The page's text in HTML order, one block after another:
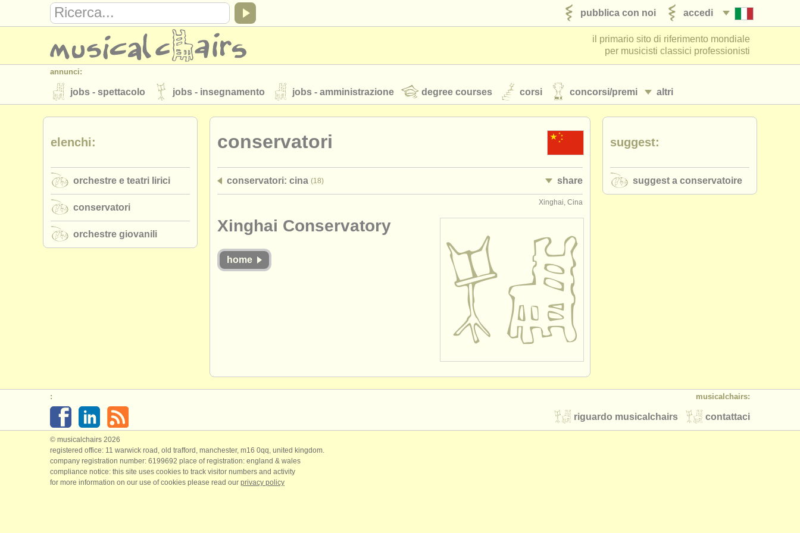
accedi
pubblica con noi
il primario sito di riferimento mondiale
per musicisti classici professionisti
annunci:
altri
jobs - spettacolo jobs - insegnamento jobs - amministrazione degree courses corsi concorsi/premi
strumenti in vendita strumenti rubati
elenchi:
musicalchairs:
editori:
pubblica con noi
conservatori
conservatori: cina (18) share
Xinghai, Cina
Xinghai Conservatory
home
elenchi:
orchestre e teatri lirici
conservatori
orchestre giovanili
suggest:
suggest a conservatoire
musicalchairs:
contattaci
riguardo musicalchairs
:
© musicalchairs 2026
registered office: 11 warwick road, old trafford, manchester, m16 0qq, united kingdom.
company registration number: ​6199692 place of registration: england & wales
compliance notice: ​this site uses cookies to track visitor numbers and activity
for more information on our use of cookies please read our privacy policy